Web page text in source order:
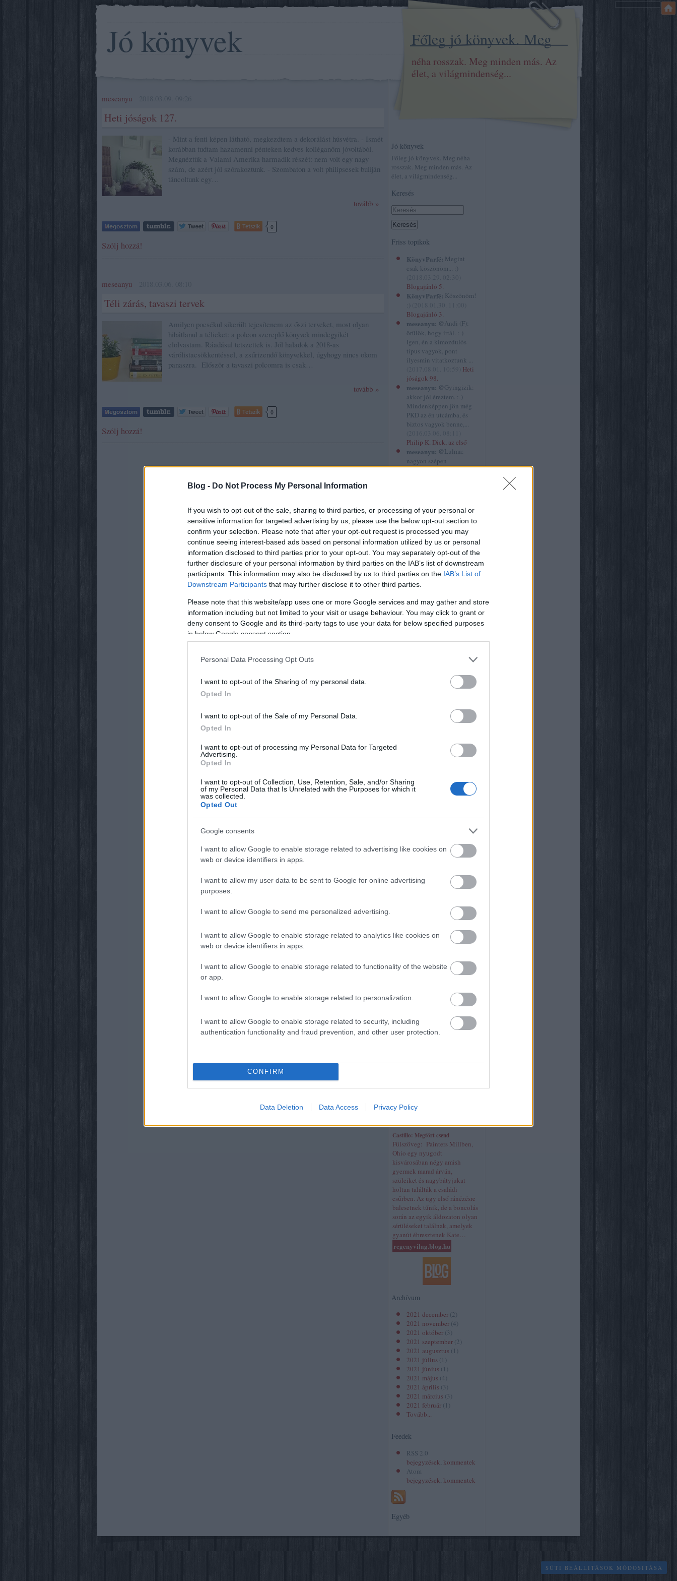
Blog - Do Not Process My Personal Information
If you wish to opt-out of the sale, sharing to third parties, or processing of your personal or
sensitive information for targeted advertising by us, please use the below opt-out section to
confirm your selection. Please note that after your opt-out request is processed you may
continue seeing interest-based ads based on personal information utilized by us or personal
information disclosed to third parties prior to your opt-out. You may separately opt-out of the
further disclosure of your personal information by third parties on the IAB’s list of downstream
participants. This information may also be disclosed by us to third parties on the IAB’s List of
Downstream Participants that may further disclose it to other third parties.
Please note that this website/app uses one or more Google services and may gather and store
information including but not limited to your visit or usage behaviour. You may click to grant or
deny consent to Google and its third-party tags to use your data for below specified purposes
in below Google consent section.
Personal Data Processing Opt Outs
I want to opt-out of the Sharing of my personal data.
Opted In
I want to opt-out of the Sale of my Personal Data.
Opted In
I want to opt-out of processing my Personal Data for Targeted
Advertising.
Opted In
I want to opt-out of Collection, Use, Retention, Sale, and/or Sharing
of my Personal Data that Is Unrelated with the Purposes for which it
was collected.
Opted Out
Google consents
I want to allow Google to enable storage related to advertising like cookies on
web or device identifiers in apps.
I want to allow my user data to be sent to Google for online advertising
purposes.
I want to allow Google to send me personalized advertising.
I want to allow Google to enable storage related to analytics like cookies on
web or device identifiers in apps.
I want to allow Google to enable storage related to functionality of the website
or app.
I want to allow Google to enable storage related to personalization.
I want to allow Google to enable storage related to security, including
authentication functionality and fraud prevention, and other user protection.
CONFIRM
Data Deletion Data Access Privacy Policy
Jó könyvek Főleg jó könyvek. Meg
néha rosszak. Meg minden más. Az
élet, a világmindenség...
Jó könyvek
Főleg jó könyvek. Meg néha
rosszak. Meg minden más. Az
élet, a világmindenség...
Keresés
Friss topikok
KönyvParfé: Megint
csak köszönöm... :)
Blogajánló 5.
KönyvParfé: Köszönöm!
:)
Blogajánló 3.
meseanyu: @Andi (F):
örülök, hogy írtál. :-)
Igen, én a kimozdulós
típus vagyok, pont
ilyesmin vitatkoztunk ...
Heti
jóságok 98.
meseanyu: @Gyingizik:
akkor jól éreztem. :-)
Mindenképpen jön még
PKD az én utcámba, és
biztos vagyok benne,...
Philip K. Dick, az első
meseanyu: @Lulma:
nagyon szépen
köszönöm. :-)
sorstársak
Amadea blogja
Amilgade
Andiamo
Ani a könyvek világában
Annamarie
AnniPanni
Bridge olvas
Byblos
Carmencita
Christine
Cs.P. könyvesblogja
Katherine's Bookstore
Keményfedél
Könyvespolcom
Könyvmoly
Könyvmolyoló
Lobo
Miestas magánkönyvtára
Minden könyv egy
Müzli
Ninetta és a
könyvmolyok
Pável
Pupilla
Rita olvas
Sajtosrolo
Tíci és Gedi
Most olvasom
Castillo: Megtört csend
Fülszöveg: Painters Millben,
Ohio egy nyugodt
kisvárosában négy amish
gyermek marad árván,
szüleiket és nagybátyjukat
holtan találták a családi
csűrben. Az ügy első ránézésre
balesetnek tűnik, de a boncolás
során az egyik áldozaton olyan
sérüléseket találnak, amelyek
gyanút ébresztenek Kate…
regenyvilag.blog.hu
Archívum
2021 december (2
2021 november (4
2021 október (3
2021 szeptember (2
2021 augusztus ( 1
2021 július ( 1
2021 június ( 1
2021 május (4
2021 április (3
2021 március (3
2021 február ( 1
Tovább...
Feedek
RSS 2.0
bejegyzések, kommentek
Atom
bejegyzések, kommentek
Egyéb
meseanyu
Heti jóságok 127.
- Mint a fenti képen látható, megkezdtem a dekorálást húsvétra. - Ismét
korábban tudtam hazamenni pénteken kedves kolléganőm jóvoltából. -
Megnéztük a Valami Amerika harmadik részét: nem volt egy nagy
szám, de azért jól szórakoztunk. - Szombaton a volt philipsesek buliján
táncoltunk egy…
tovább »
Tetszik 0
Szólj hozzá!
meseanyu
Téli zárás, tavaszi tervek
Amilyen pocsékul sikerült tejesítenem az őszi terveket, most olyan
hibátlanul a télieket: a polcon szereplő könyvek mindegyikét
elolvastam. Ráadásul tetszettek is. Jól haladok a 2018-as
várólistacsökkentéssel, a zsűrizendő könyvekkel, úgyhogy nincs okom
panaszra. Először a tavaszi polcomra is csak…
tovább »
Tetszik 0
Szólj hozzá!
SÜTI BEÁLLÍTÁSOK MÓDOSÍTÁSA